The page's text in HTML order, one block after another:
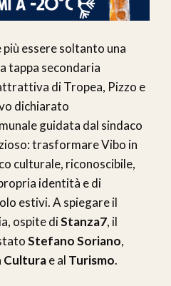
più essere soltanto una
tappa secondaria
di Tropea, Pizzo e
dichiarato
guidata dal sindaco
trasformare Vibo in
culturale, riconoscibile,
identità e di
estivi. A spiegare il
ospite diStanza7, il
Stefano Soriano,
Culturae al Turismo.